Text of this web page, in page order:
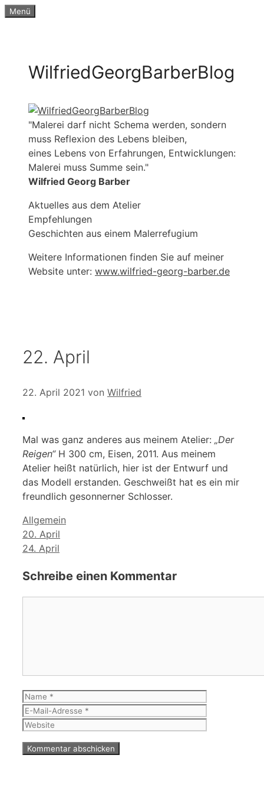
Zum
Menü
WilfriedGeorgBarberBlog
"Malerei darf nicht Schema werden, sondern
muss Reflexion des Lebens bleiben,
eines Lebens von Erfahrungen, Entwicklungen:
Malerei muss Summe sein."
Wilfried Georg Barber
Aktuelles aus dem Atelier
Empfehlungen
Geschichten aus einem Malerrefugium
Weitere Informationen finden Sie auf meiner
Website unter: www.wilfried-georg-barber.de
22. April
22. April 2021 von Wilfried
Mal was ganz anderes aus meinem Atelier: „Der
Reigen“H 300 cm, Eisen, 2011. Aus meinem
Atelier heißt natürlich, hier ist der Entwurf und
das Modell erstanden. Geschweißt hat es ein mir
freundlich gesonnerner Schlosser.
Kategorien
Allgemein
20. April
24. April
Schreibe einen Kommentar
Name